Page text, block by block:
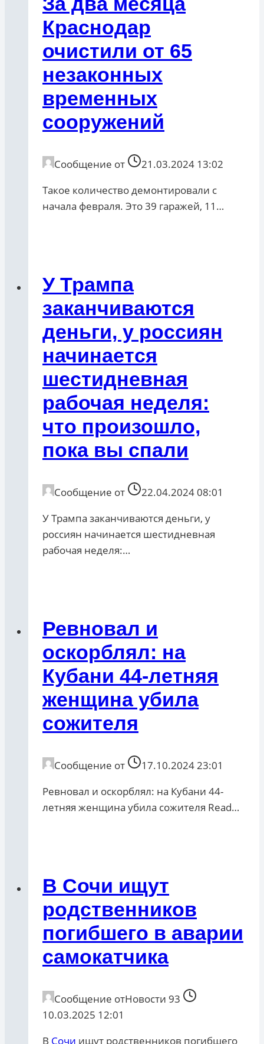
Краснодар
очистили от 65
незаконных
временных
сооружений
Сообщение от
21.03.2024 13:02
Такое количество демонтировали с
начала февраля. Это 39 гаражей, 11…
У Трампа
заканчиваются
деньги, у россиян
начинается
шестидневная
рабочая неделя:
что произошло,
пока вы спали
Сообщение от
22.04.2024 08:01
У Трампа заканчиваются деньги, у
россиян начинается шестидневная
рабочая неделя:…
Ревновал и
оскорблял: на
Кубани 44-летняя
женщина убила
сожителя
Сообщение от
17.10.2024 23:01
Ревновал и оскорблял: на Кубани 44-
летняя женщина убила сожителя ​Read…
В Сочи ищут
родственников
погибшего в аварии
самокатчика
Сообщение отНовости 93
10.03.2025 12:01
В Сочи ищут родственников погибшего